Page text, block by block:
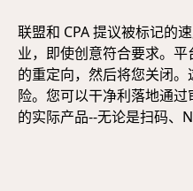
联盟和 CPA 提议被标记的
业，即使创意符合要求。
的重定向，然后将您关闭
险。您可以干净利落地通
的实际产品--无论是扫码、